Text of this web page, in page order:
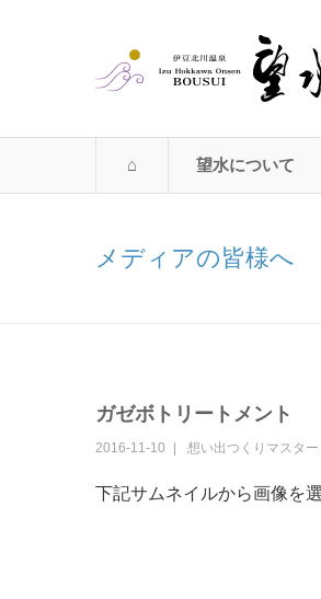
望水について
メディアの皆様へ
ガゼボトリートメント
2016-11-10 想い出つくりマスター
下記サムネイルから画像を